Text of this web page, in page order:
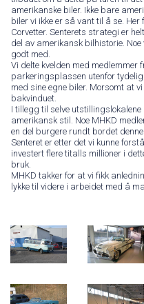
amerikanske biler. Ikke bare
biler vi ikke er så vant til å se.
Corvetter. Senterets strategi er
del av amerikansk bilhistorie.
godt med.
Vi delte kvelden med medlemmer
parkeringsplassen utenfor
med sine egne biler. Morsomt at
bakvinduet.
I tillegg til selve
amerikansk stil. Noe MHKD
en del burgere rundt bordet denne
Senteret er etter det vi kunne
investert flere titalls millioner i
bruk.
MHKD takker for at vi fikk
lykke til videre i arbeidet med å